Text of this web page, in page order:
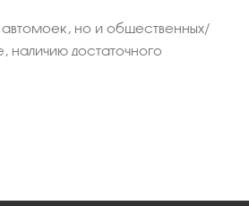
автомоек, но и общественных/
наличию достаточного